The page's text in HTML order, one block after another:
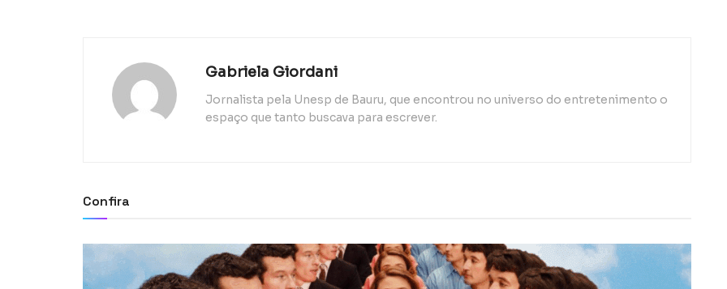
Gabriela Giordani
Jornalista pela Unesp de Bauru, que encontrou no universo do entretenimento o
espaço que tanto buscava para escrever.
Confira